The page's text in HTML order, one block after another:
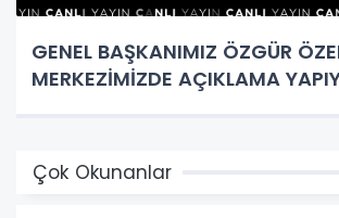
GENEL BAŞKANIMIZ ÖZGÜR
MERKEZİMİZDE AÇIKLAMA
Çok Okunanlar